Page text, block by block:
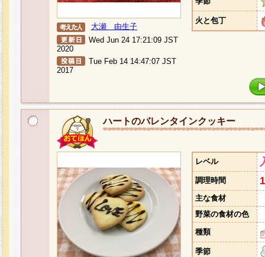
大瀬 由生子
Wed Jun 24 17:21:09 JST
2020
Tue Feb 14 14:47:07 JST
2017
火と包丁
ハートのバレンタインクッキー
レベル
調理時間
主な食材
野菜の食材の色
種類
季節